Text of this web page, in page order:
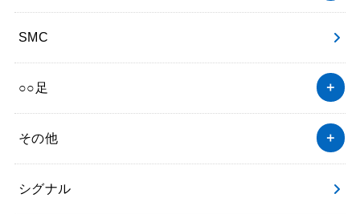
SMC
○○足
その他
シグナル